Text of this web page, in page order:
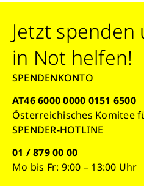
Jetzt
in Not helfen!
SPENDENKONTO
AT46 6000 0000 0151 6500
Österreichisches Komitee
SPENDER-HOTLINE
01 / 879 00 00
Mo bis Fr: 9:00 – 13:00 Uhr